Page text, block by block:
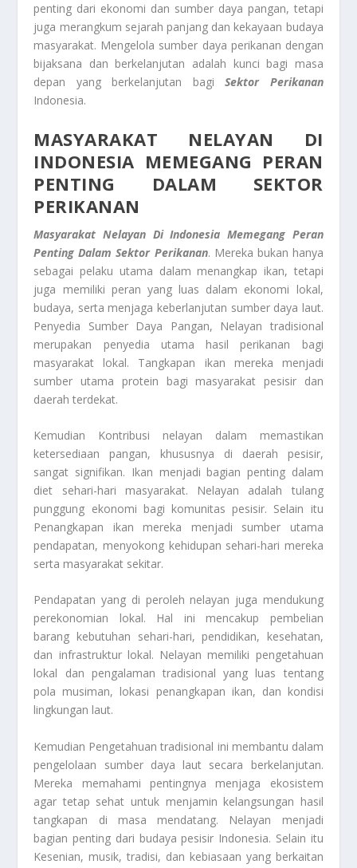
penting dari ekonomi dan sumber daya pangan, tetapi
juga merangkum sejarah panjang dan kekayaan budaya
masyarakat. Mengelola sumber daya perikanan dengan
bijaksana dan berkelanjutan adalah kunci bagi masa
depan yang berkelanjutan bagiSektor Perikanan
Indonesia.
MASYARAKAT NELAYAN DI
INDONESIA MEMEGANG PERAN
PENTING DALAM SEKTOR
PERIKANAN
Masyarakat Nelayan Di Indonesia Memegang Peran
Penting Dalam Sektor Perikanan. Mereka bukan hanya
sebagai pelaku utama dalam menangkap ikan, tetapi
juga memiliki peran yang luas dalam ekonomi lokal,
budaya, serta menjaga keberlanjutan sumber daya laut.
Penyedia Sumber Daya Pangan, Nelayan tradisional
merupakan penyedia utama hasil perikanan bagi
masyarakat lokal. Tangkapan ikan mereka menjadi
sumber utama protein bagi masyarakat pesisir dan
daerah terdekat.
Kemudian Kontribusi nelayan dalam memastikan
ketersediaan pangan, khususnya di daerah pesisir,
sangat signifikan. Ikan menjadi bagian penting dalam
diet sehari-hari masyarakat. Nelayan adalah tulang
punggung ekonomi bagi komunitas pesisir. Selain itu
Penangkapan ikan mereka menjadi sumber utama
pendapatan, menyokong kehidupan sehari-hari mereka
serta masyarakat sekitar.
Pendapatan yang di peroleh nelayan juga mendukung
perekonomian lokal. Hal ini mencakup pembelian
barang kebutuhan sehari-hari, pendidikan, kesehatan,
dan infrastruktur lokal. Nelayan memiliki pengetahuan
lokal dan pengalaman tradisional yang luas tentang
pola musiman, lokasi penangkapan ikan, dan kondisi
lingkungan laut.
Kemudian Pengetahuan tradisional ini membantu dalam
pengelolaan sumber daya laut secara berkelanjutan.
Mereka memahami pentingnya menjaga ekosistem
agar tetap sehat untuk menjamin kelangsungan hasil
tangkapan di masa mendatang. Nelayan menjadi
bagian penting dari budaya pesisir Indonesia. Selain itu
Kesenian, musik, tradisi, dan kebiasaan yang berkaitan